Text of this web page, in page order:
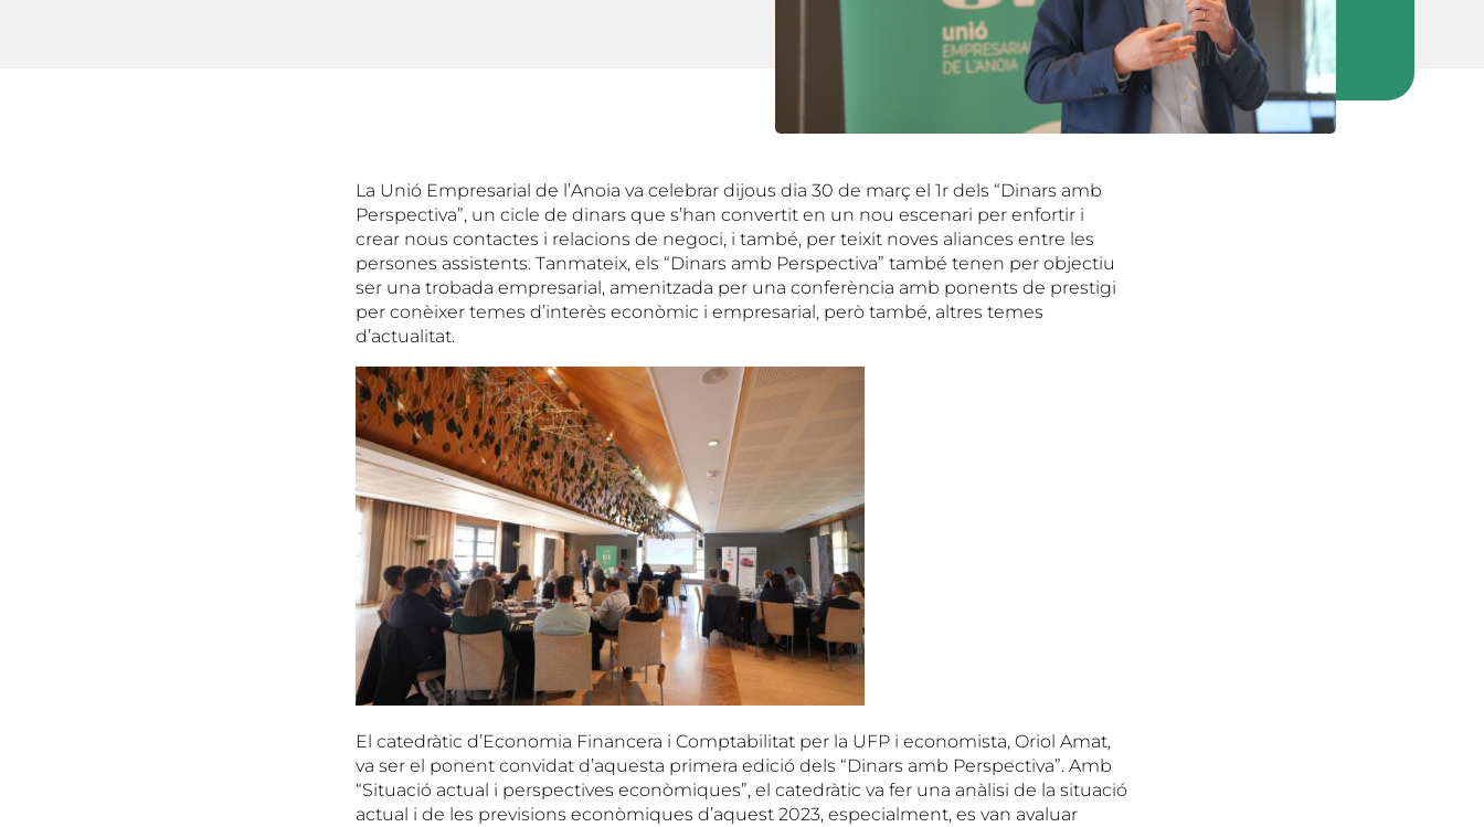
La Unió Empresarial de l’Anoia va celebrar dijous dia 30 de març el 1r dels “Dinars amb
Perspectiva”, un cicle de dinars que s’han convertit en un nou escenari per enfortir i
crear nous contactes i relacions de negoci, i també, per teixit noves aliances entre les
persones assistents. Tanmateix, els “Dinars amb Perspectiva” també tenen per objectiu
ser una trobada empresarial, amenitzada per una conferència amb ponents de prestigi
per conèixer temes d’interès econòmic i empresarial, però també, altres temes
d’actualitat.
El catedràtic d’Economia Financera i Comptabilitat per la UFP i economista, Oriol Amat,
va ser el ponent convidat d’aquesta primera edició dels “Dinars amb Perspectiva”. Amb
“Situació actual i perspectives econòmiques”, el catedràtic va fer una anàlisi de la situació
actual i de les previsions econòmiques d’aquest 2023, especialment, es van avaluar